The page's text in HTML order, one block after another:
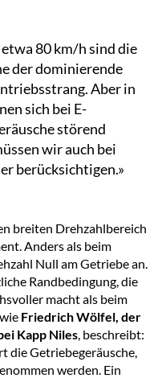
80 km/h sind die
der dominierende
Aber in
sich bei E-
störend
wir auch bei
berücksichtigen.»
breiten Drehzahlbereich
Anders als beim
Null am Getriebe an.
Randbedingung, die
macht als beim
Friedrich Wölfel, der
Kapp Niles, beschreibt:
die Getriebegeräusche,
werden. Ein